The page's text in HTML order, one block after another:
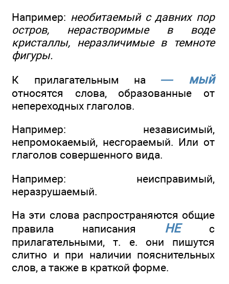
Например: необитаемый с давних пор
остров, нерастворимые в воде
кристаллы, неразличимые в темноте
фигуры.
К прилагательным на — мый
относятся слова, образованные от
непереходных глаголов.
Например: независимый,
непромокаемый, несгораемый. Или от
глаголов совершенного вида.
Например: неисправимый,
неразрушаемый.
На эти слова распространяются общие
правила написания НЕс
прилагательными, т. е. они пишутся
слитно и при наличии пояснительных
слов, а также в краткой форме.